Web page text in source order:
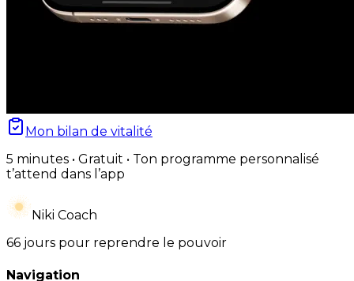
Mon bilan de vitalité
5 minutes • Gratuit • Ton programme personnalisé
t’attend dans l’app
Niki Coach
66 jours pour reprendre le pouvoir
Navigation